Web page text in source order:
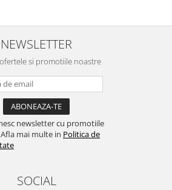
COMPATIBIL
10 / Mi Note
NEWSLETTER
si promotiile noastre
newsletter cu promotiile
mai multe in Politica de
SOCIAL